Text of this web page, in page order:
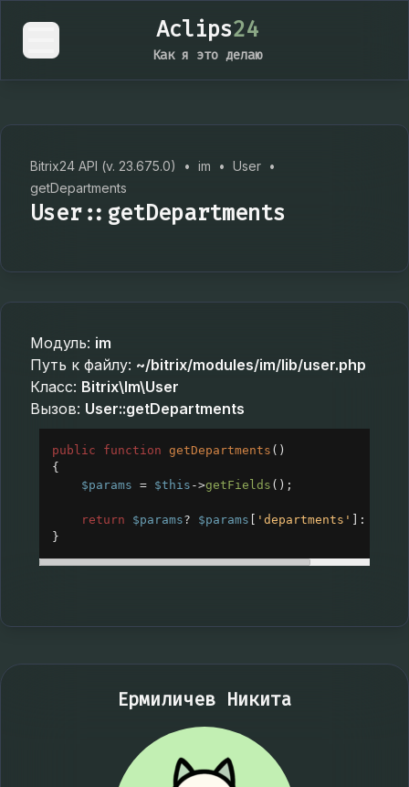
Aclips24
Как я это делаю
Bitrix24 API (v. 23.675.0) • im • User •
getDepartments
User::getDepartments
Модуль: im
Путь к файлу: ~/bitrix/modules/im/lib/user.php
Класс: Bitrix\Im\User
Вызов: User::getDepartments
public function getDepartments ()
{
$params = $this ->getFields ();
return $params? $params 'departments' ]:
}
Ермиличев Никита